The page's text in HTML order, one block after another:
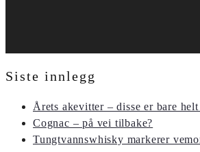
Siste innlegg
Årets akevitter – disse er bare
Cognac – på vei tilbake?
Tungtvannswhisky markerer